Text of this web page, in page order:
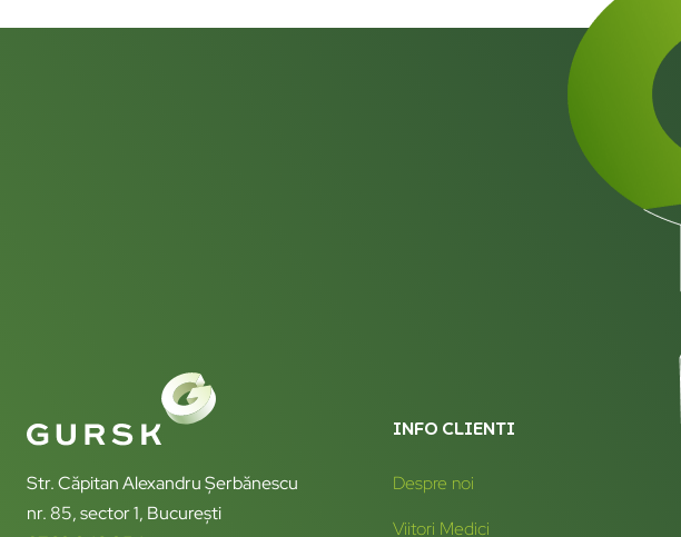
Str. Căpitan Alexandru Șerbănescu
nr. 85, sector 1, București
INFO CLIENTI
Despre noi
Viitori Medici